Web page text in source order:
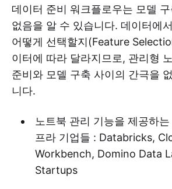
데이터 준비 워크플로우는 모델
없음을 알 수 있습니다. 데이터에
어떻게 선택할지(Feature
이터에 따라 달라지므로, 관리형
준비와 모델 구축 사이의 간극을
니다.
노트북 관리 기능을 제공하
프라 기업들 : Databricks,
Workbench, Domino Data
Startups